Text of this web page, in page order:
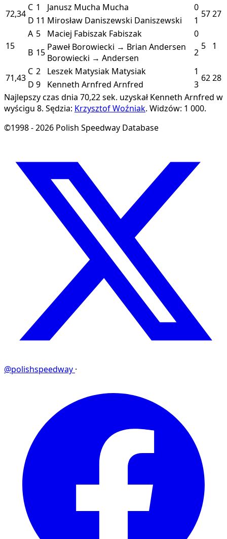
72,34
C 1 Janusz Mucha Mucha 0
5727
D 11 Mirosław Daniszewski Daniszewski 1
15
A 5 Maciej Fabiszak Fabiszak
0
5
1
B 15 Paweł Borowiecki → Brian Andersen
Borowiecki → Andersen
2
71,43
C 2 Leszek Matysiak Matysiak 1
6228
D 9 Kenneth Arnfred Arnfred
3
Najlepszy czas dnia 70,22 sek. uzyskał Kenneth Arnfred w
wyścigu 8. Sędzia: Krzysztof Woźniak. Widzów: 1 000.
©1998 - 2026 Polish Speedway Database
@polishspeedway ·